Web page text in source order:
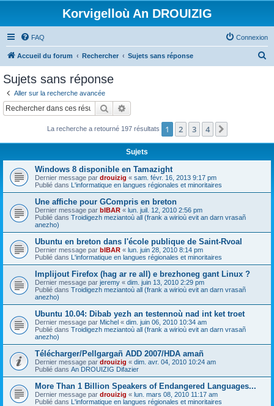
Korvigelloù An DROUIZIG
FAQ Connexion
Accueil du forum Rechercher Sujets sans réponse
c
Sujets sans réponse
Aller sur la recherche avancée
Rechercher
La recherche a retourné 197 résultats 1 2 3 4
Sujets
Windows 8 disponible en Tamazight
Dernier message par drouizig « sam. févr. 16, 2013 9:17 pm
Publié dans L'informatique en langues régionales et minoritaires
Une affiche pour GCompris en breton
Dernier message par bIBAR « lun. juil. 12, 2010 2:56 pm
Publié dans Troidigezh meziantoù all (frank a wirioù evit an darn vrasañ
anezho)
Ubuntu en breton dans l'école publique de Saint-Rvoal
Dernier message par bIBAR « lun. juin 28, 2010 8:14 pm
Publié dans L'informatique en langues régionales et minoritaires
Implijout Firefox (hag ar re all) e brezhoneg gant Linux ?
Dernier message par jeremy « dim. juin 13, 2010 2:29 pm
Publié dans Troidigezh meziantoù all (frank a wirioù evit an darn vrasañ
anezho)
Ubuntu 10.04: Dibab yezh an testennoù nad int ket troet
Dernier message par Michel « dim. juin 06, 2010 10:34 am
Publié dans Troidigezh meziantoù all (frank a wirioù evit an darn vrasañ
anezho)
Télécharger/Pellgargañ ADD 2007/HDA amañ
Dernier message par drouizig « dim. avr. 04, 2010 10:24 am
Publié dans An DROUIZIG Difazier
More Than 1 Billion Speakers of Endangered Languages...
Dernier message par drouizig « lun. mars 08, 2010 11:17 am
Publié dans L'informatique en langues régionales et minoritaires